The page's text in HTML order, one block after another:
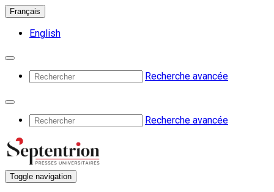
Français
English
Recherche avancée
Recherche avancée
Toggle navigation